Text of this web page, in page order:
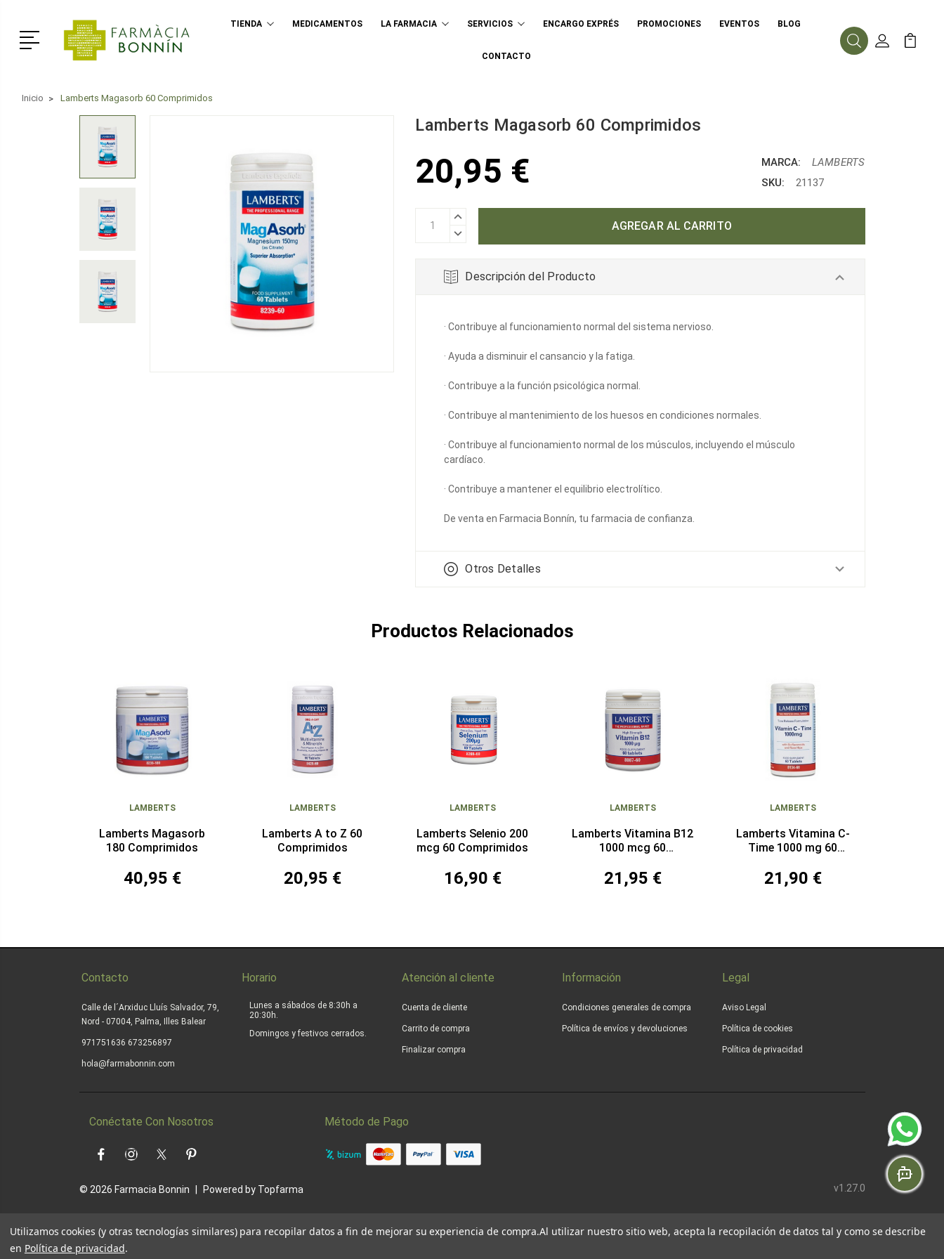
Menú
TIENDA MEDICAMENTOS LA FARMACIA SERVICIOS ENCARGO EXPRÉS PROMOCIONES EVENTOS BLOG
CONTACTO
BuscarMi Cuenta
Mi
Inicio Lamberts Magasorb 60 Comprimidos
Lamberts Magasorb 60 Comprimidos
20,95 €
AUMENTAR
DISMINUIR
CANTIDAD:
MARCA:
LAMBERTS
SKU:
21137
Descripción del Producto
· Contribuye al funcionamiento normal del sistema nervioso.
· Ayuda a disminuir el cansancio y la fatiga.
· Contribuye a la función psicológica normal.
· Contribuye al mantenimiento de los huesos en condiciones normales.
· Contribuye al funcionamiento normal de los músculos, incluyendo el músculo
cardíaco.
· Contribuye a mantener el equilibrio electrolítico.
De venta en Farmacia Bonnín, tu farmacia de confianza.
Otros Detalles
Productos Relacionados
LAMBERTS
Lamberts Magasorb
180 Comprimidos
40,95 €
LAMBERTS
Lamberts A to Z 60
Comprimidos
20,95 €
LAMBERTS
Lamberts Selenio 200
mcg 60 Comprimidos
16,90 €
LAMBERTS
Lamberts Vitamina B12
1000 mcg 60
21,95 €
LAMBERTS
Lamberts Vitamina C-
Time 1000 mg 60
21,90 €
Contacto
Calle de l´Arxiduc Lluís Salvador, 79,
Nord - 07004, Palma, Illes Balear
971751636 673256897
hola@farmabonnin.com
Horario
Lunes a sábados de 8:30h a
20:30h.
Domingos y festivos cerrados.
Atención al cliente
Cuenta de cliente
Carrito de compra
Finalizar compra
Información
Condiciones generales de compra
Política de envíos y devoluciones
Legal
Aviso Legal
Política de cookies
Política de privacidad
Conéctate Con Nosotros
FacebookInstagramTwitter Pinterest
Método de Pago
© 2026 Farmacia Bonnin Powered by Topfarma v1.27.0
Utilizamos cookies (y otras tecnologías similares) para recopilar datos a fin de mejorar su experiencia de compra.Al utilizar nuestro sitio web, acepta la recopilación de datos tal y como se describe
en Política de privacidad.